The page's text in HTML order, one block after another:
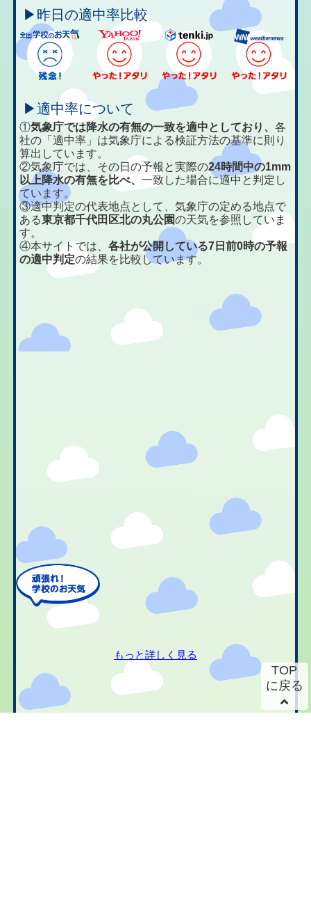
▶昨日の適中率比較
▶適中率について
①気象庁では降水の有無の一致を適中としており、各
社の「適中率」は気象庁による検証方法の基準に則り
算出しています。
②気象庁では、その日の予報と実際の24時間中の1mm
以上降水の有無を比べ、一致した場合に適中と判定し
ています。
③適中判定の代表地点として、気象庁の定める地点で
ある東京都千代田区北の丸公園の天気を参照していま
す。
④本サイトでは、各社が公開している7日前0時の予報
の適中判定の結果を比較しています。
もっと詳しく見る
TOP
に戻る